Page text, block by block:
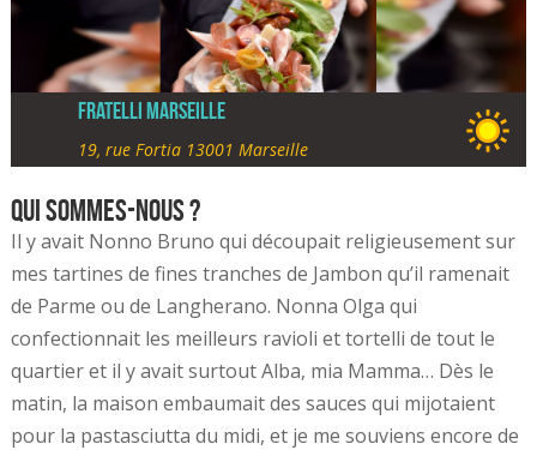
Fratelli Marseille
19, rue Fortia 13001 Marseille
Qui sommes-nous ?
Il y avait Nonno Bruno qui découpait religieusement sur
mes tartines de fines tranches de Jambon qu’il ramenait
de Parme ou de Langherano. Nonna Olga qui
confectionnait les meilleurs ravioli et tortelli de tout le
quartier et il y avait surtout Alba, mia Mamma… Dès le
matin, la maison embaumait des sauces qui mijotaient
pour la pastasciutta du midi, et je me souviens encore de